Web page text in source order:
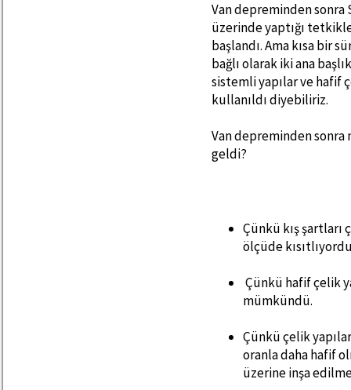
Van depreminden sonra
üzerinde yaptığı
başlandı. Ama kısa bir
bağlı olarak iki ana
sistemli yapılar ve hafif
kullanıldı diyebiliriz.
Van depreminden
geldi?
Çünkü kış şartları
ölçüde
Çünkü hafif çelik
mümkündü.
Çünkü çelik
oranla daha hafif
üzerine inşa